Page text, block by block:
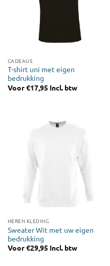
CADEAUS
T-shirt uni met eigen
bedrukking
Voor€17,95 Incl. btw
HEREN KLEDING
Sweater Wit met uw eigen
bedrukking
Voor€29,95 Incl. btw